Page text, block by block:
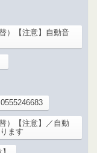
）【注意】自動音
0555246683
）【注意】／自動
ます